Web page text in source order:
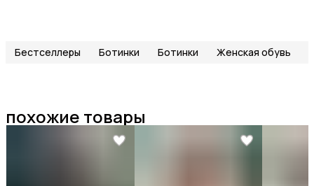
Бестселлеры Ботинки Ботинки Женская обувь
похожие товары